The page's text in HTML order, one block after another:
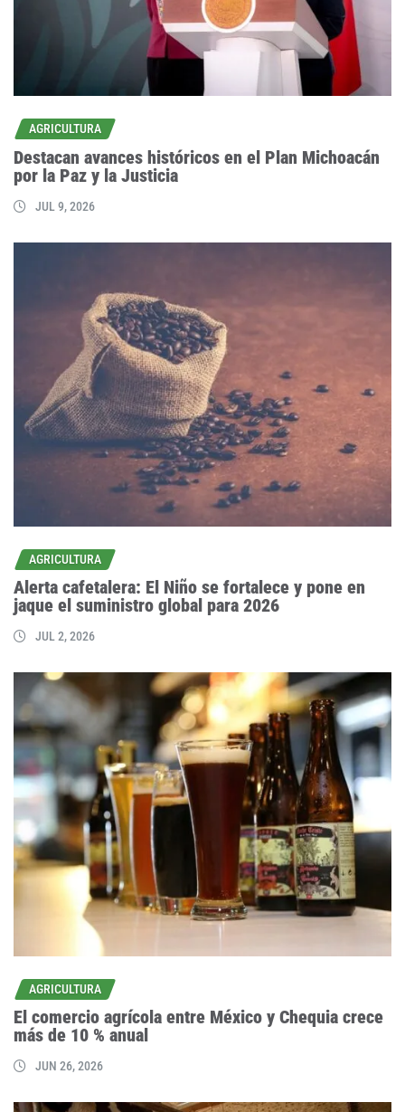
AGRICULTURA
Destacan avances históricos en el Plan Michoacán
por la Paz y la Justicia
JUL 9, 2026
AGRICULTURA
Alerta cafetalera: El Niño se fortalece y pone en
jaque el suministro global para 2026
JUL 2, 2026
AGRICULTURA
El comercio agrícola entre México y Chequia crece
más de 10 % anual
JUN 26, 2026